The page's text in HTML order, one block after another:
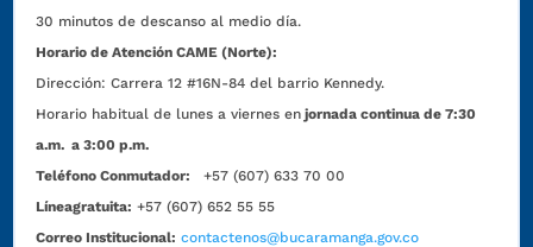
30 minutos de descanso al medio día.
Horario de Atención CAME (Norte):
Dirección:Carrera 12 #16N-84 del barrio Kennedy.
Horario habitual de lunes a viernes en jornada continua de 7:30
a.m. a 3:00 p.m.
Teléfono Conmutador:
+57 (607) 633 70 00
Líneagratuita: +57 (607) 652 55 55
Correo Institucional: contactenos@bucaramanga.gov.co